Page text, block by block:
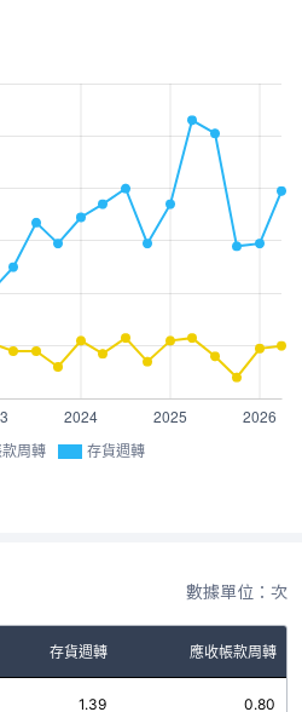
款周轉 存貨週轉
數據單位：次
存貨週轉 應收帳款周轉
1.39 0.80